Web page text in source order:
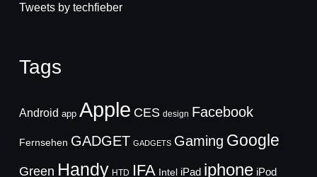
Tweets by techfieber
Tags
Android app Apple CES design Facebook
Fernsehen GADGET GADGETS Gaming Google
Green Handy HTD IFA Intel iPad iphone iPod